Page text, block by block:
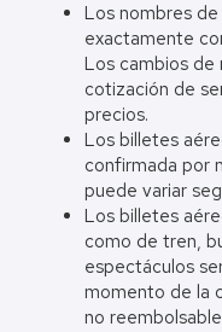
Los nombres
exactamente
Los cambios de
cotización de
precios.
Los billetes
confirmada por
puede variar
Los billetes
como de tren,
espectáculos
momento de la
no